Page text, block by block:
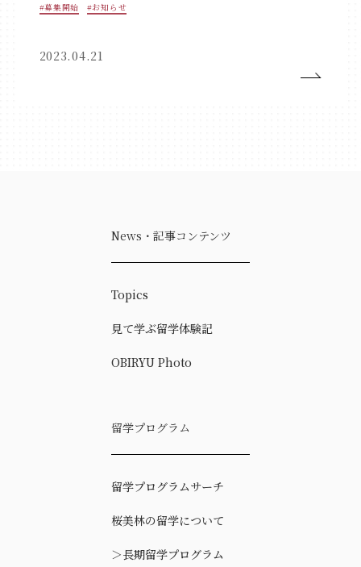
#募集開始 #お知らせ
2023.04.21
News・記事コンテンツ
Topics
見て学ぶ留学体験記
OBIRYU Photo
留学プログラム
留学プログラムサーチ
桜美林の留学について
＞長期留学プログラム